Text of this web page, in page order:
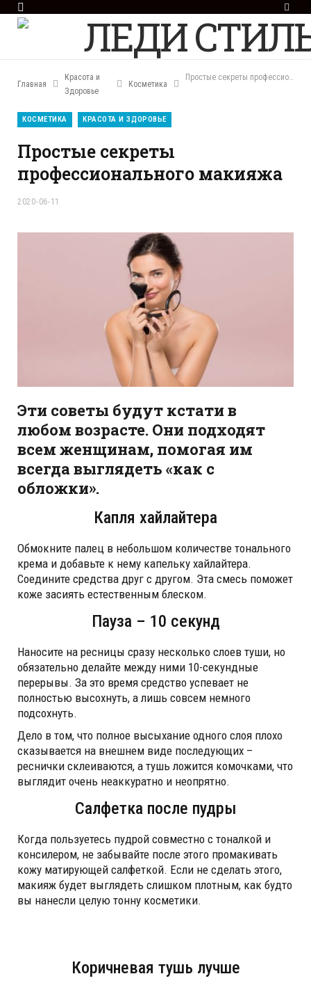
e
Главная
Красота и
Здоровье
Косметика
Простые секреты профессионального макияжа
КОСМЕТИКА КРАСОТА И ЗДОРОВЬЕ
Простые секреты
профессионального макияжа
2020-06-11
Эти советы будут кстати в
любом возрасте. Они подходят
всем женщинам, помогая им
всегда выглядеть «как с
обложки».
Капля хайлайтера
Обмокните палец в небольшом количестве тонального
крема и добавьте к нему капельку хайлайтера.
Соедините средства друг с другом. Эта смесь поможет
коже засиять естественным блеском.
Пауза – 10 секунд
Наносите на ресницы сразу несколько слоев туши, но
обязательно делайте между ними 10-секундные
перерывы. За это время средство успевает не
полностью высохнуть, а лишь совсем немного
подсохнуть.
Дело в том, что полное высыхание одного слоя плохо
сказывается на внешнем виде последующих –
реснички склеиваются, а тушь ложится комочками, что
выглядит очень неаккуратно и неопрятно.
Салфетка после пудры
Когда пользуетесь пудрой совместно с тоналкой и
консилером, не забывайте после этого промакивать
кожу матирующей салфеткой. Если не сделать этого,
макияж будет выглядеть слишком плотным, как будто
вы нанесли целую тонну косметики.
Коричневая тушь лучше